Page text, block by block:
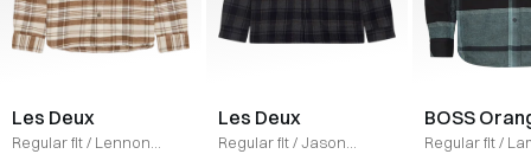
Les Deux
Regular fit/ Lennon
Les Deux
Regular fit/Jason
BOSS
Regular fit/